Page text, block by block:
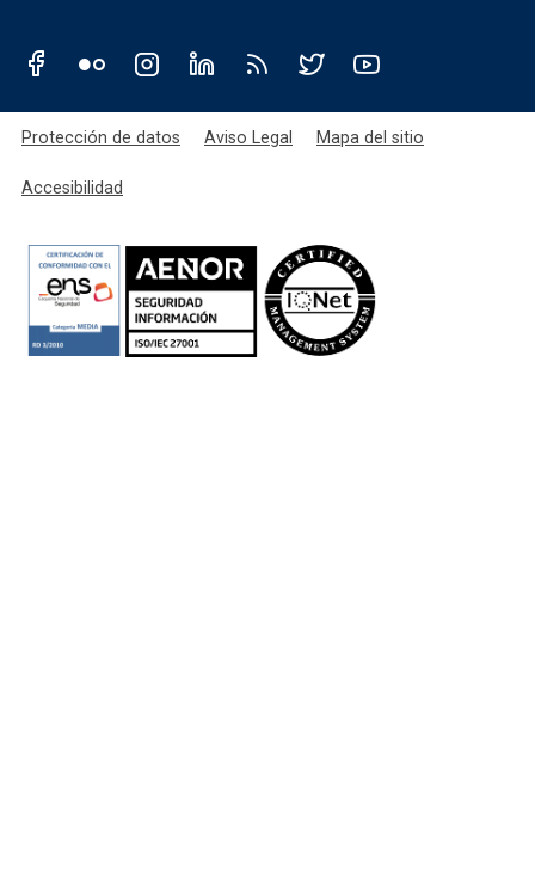
Redes sociales JCCM
Menú legal
Protección de datos Aviso Legal Mapa del sitio
Accesibilidad